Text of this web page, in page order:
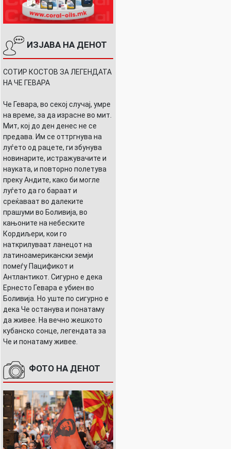
ИЗЈАВА НА ДЕНОТ
СОТИР КОСТОВ ЗА ЛЕГЕНДАТА
НА ЧЕ ГЕВАРА
Че Гевара, во секој случај, умре
на време, за да израсне во мит.
Мит, кој до ден денес не се
предава. Им се оттргнува на
луѓето од рацете, ги збунува
новинарите, истражувачите и
науката, и повторно полетува
преку Андите, како би могле
луѓето да го бараат и
среќаваат во далеките
прашуми во Боливија, во
кањоните на небеските
Кордиљери, кои го
наткрилуваат ланецот на
латиноамерикански земји
помеѓу Пацификот и
Антлантикот. Сигурно е дека
Ернесто Гевара е убиен во
Боливија. Но уште по сигурно е
дека Че останува и понатаму
да живее. На вечно жешкото
кубанско сонце, легендата за
Че и понатаму живее.
ФОТО НА ДЕНОТ